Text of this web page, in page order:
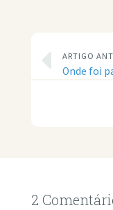
ARTIGO
Onde foi
2